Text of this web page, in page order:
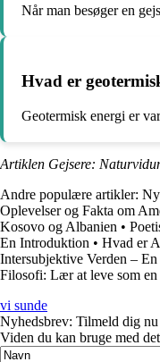
Når man besøger en
Hvad er
Geotermisk energi er
Artiklen Gejsere:
Andre populære artikler:
Oplevelser og Fakta om
Kosovo og Albanien •
En Introduktion • Hvad er
Intersubjektive Verden –
Filosofi: Lær at leve som en
vi sunde
Nyhedsbrev: Tilmeld dig nu
Viden du kan bruge med